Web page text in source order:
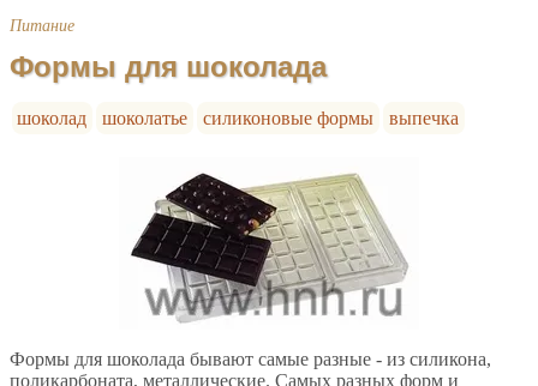
Питание
Формы для шоколада
шоколад шоколатье силиконовые формы выпечка
Формы для шоколада бывают самые разные - из силикона,
поликарбоната, металлические. Самых разных форм и